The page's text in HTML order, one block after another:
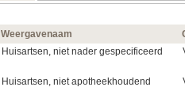
Weergavenaam
Huisartsen, niet nader gespecificeerd
Huisartsen, niet apotheekhoudend